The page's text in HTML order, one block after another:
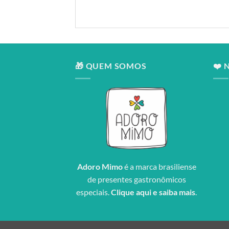
🎁 QUEM SOMOS
Adoro Mimoé a marca brasiliense
de presentes gastronômicos
especiais. Clique aqui e saiba mais
❤️